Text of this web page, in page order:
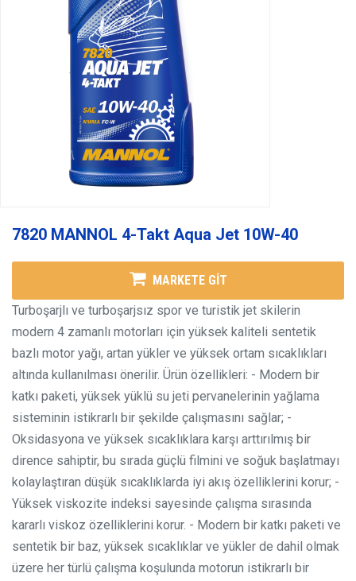
7820 MANNOL 4-Takt Aqua Jet 10W-40
MARKETE GİT
Turboşarjlı ve turboşarjsız spor ve turistik jet skilerin
modern 4 zamanlı motorları için yüksek kaliteli sentetik
bazlı motor yağı, artan yükler ve yüksek ortam sıcaklıkları
altında kullanılması önerilir. Ürün özellikleri: - Modern bir
katkı paketi, yüksek yüklü su jeti pervanelerinin yağlama
sisteminin istikrarlı bir şekilde çalışmasını sağlar; -
Oksidasyona ve yüksek sıcaklıklara karşı arttırılmış bir
dirence sahiptir, bu sırada güçlü filmini ve soğuk başlatmayı
kolaylaştıran düşük sıcaklıklarda iyi akış özelliklerini korur; -
Yüksek viskozite indeksi sayesinde çalışma sırasında
kararlı viskoz özelliklerini korur. - Modern bir katkı paketi ve
sentetik bir baz, yüksek sıcaklıklar ve yükler de dahil olmak
üzere her türlü çalışma koşulunda motorun istikrarlı bir